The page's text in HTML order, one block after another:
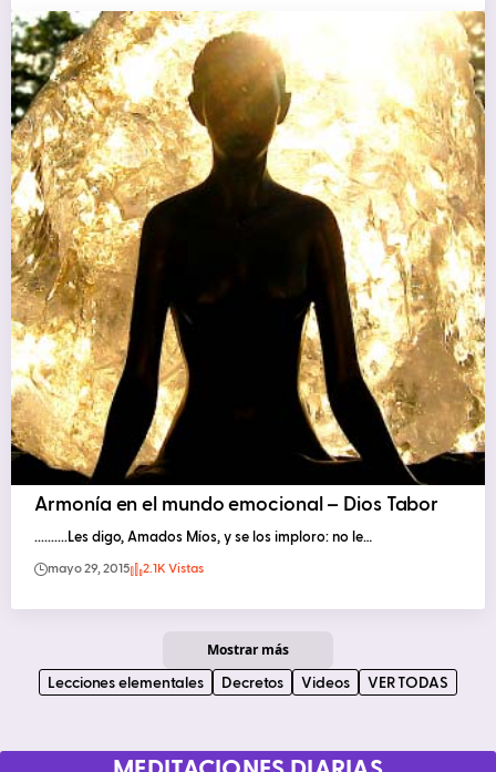
Armonía en el mundo emocional – Dios Tabor
..........Les digo, Amados Míos, y se los imploro: no le…
mayo 29, 2015 2.1K Vistas
Mostrar más
Lecciones elementales Decretos Videos VER TODAS